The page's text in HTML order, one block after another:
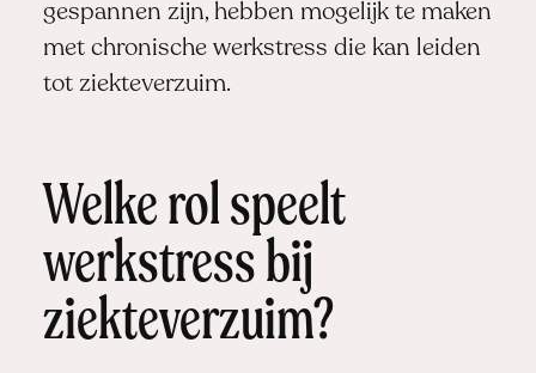
gespannen zijn, hebben mogelijk te maken
met chronische werkstress die kan leiden
tot ziekteverzuim.
Welke rol speelt
werkstress bij
ziekteverzuim?